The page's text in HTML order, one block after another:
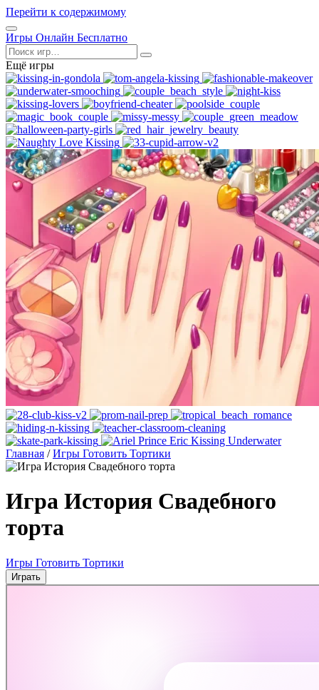
Перейти к содержимому
Открыть
меню
Игры Онлайн Бесплатно
Поиск
Ещё игры
Главная / Игры Готовить Тортики
Игра История Свадебного
торта
Игры Готовить Тортики
Играть